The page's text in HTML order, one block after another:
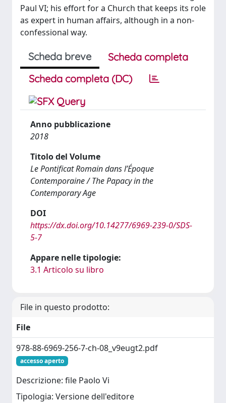
Paul VI; his effort for a Church that keeps its role
as expert in human affairs, although in a non-
confessional way.
Scheda breve
Scheda completa
Scheda completa (DC)
Anno pubblicazione
2018
Titolo del Volume
Le Pontificat Romain dans l’Époque
Contemporaine / The Papacy in the
Contemporary Age
DOI
https://dx.doi.org/10.14277/6969-239-0/SDS-
5-7
Appare nelle tipologie:
3.1 Articolo su libro
File in questo prodotto:
File
978-88-6969-256-7-ch-08_v9eugt2.pdf
accesso aperto
Descrizione: file Paolo Vi
Tipologia: Versione dell'editore